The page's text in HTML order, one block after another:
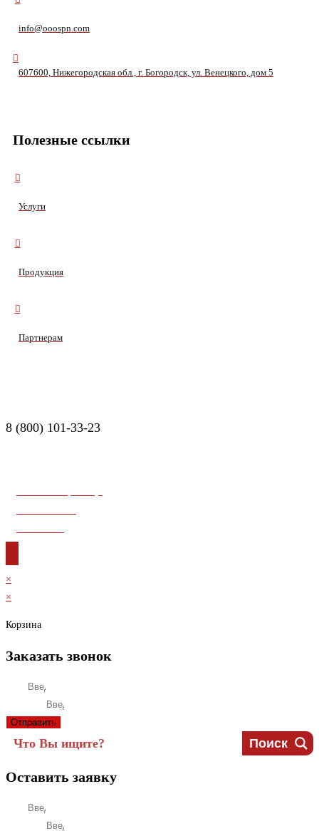
info@ooospn.com
607600, Нижегородская обл., г. Богородск, ул. Венецкого, дом 5
Полезные ссылки
Услуги
Продукция
Партнерам
8 (800) 101-33-23
×
×
Корзина
Заказать звонок
Отправить
Поиск
Оставить заявку